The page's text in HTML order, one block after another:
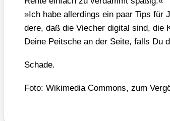
»Ich habe aller­dings ein paar Tips für
de­re, daß die Vie­cher digi­tal sind, die
Dei­ne Peit­sche an der Sei­te, falls Du
Scha­de.
Foto: Wiki­me­dia Com­mons, zum